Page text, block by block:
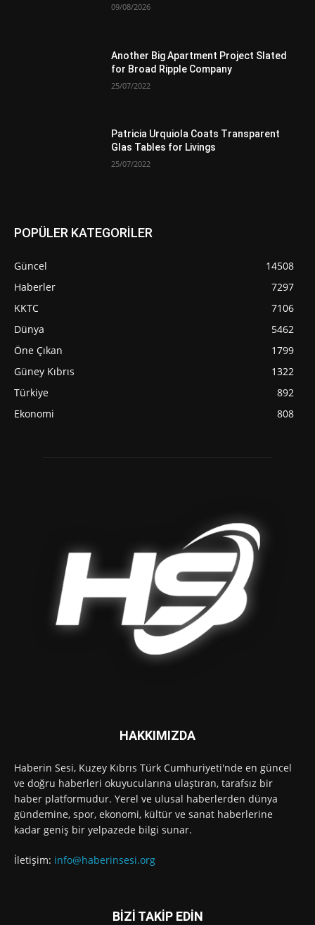
09/08/2026
Another Big Apartment Project Slated
for Broad Ripple Company
25/07/2022
Patricia Urquiola Coats Transparent
Glas Tables for Livings
25/07/2022
POPÜLER KATEGORİLER
Güncel
14508
Haberler
7297
KKTC
7106
Dünya
5462
Öne Çıkan
1799
Güney Kıbrıs
1322
Türkiye
892
Ekonomi
808
HAKKIMIZDA
Haberin Sesi, Kuzey Kıbrıs Türk Cumhuriyeti'nde en güncel
ve doğru haberleri okuyucularına ulaştıran, tarafsız bir
haber platformudur. Yerel ve ulusal haberlerden dünya
gündemine, spor, ekonomi, kültür ve sanat haberlerine
kadar geniş bir yelpazede bilgi sunar.
İletişim: info@haberinsesi.org
BİZİ TAKİP EDİN